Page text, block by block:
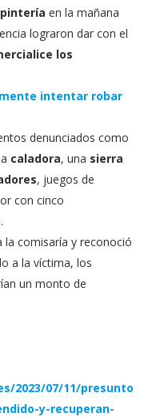
en la mañana
lograron dar con el
los
intentar robar
denunciados como
caladora, una sierra
, juegos de
con cinco
comisaría y reconoció
a la víctima, los
un monto de
2023/07/11/presunto
y-recuperan-